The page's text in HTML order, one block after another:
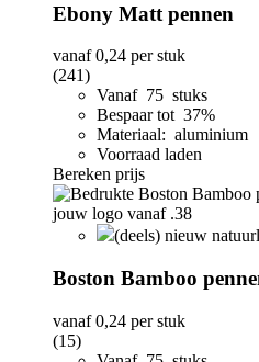
Ebony Matt pennen
vanaf0,24 per stuk
(241)
Vanaf 75 stuks
Bespaar tot 37%
Materiaal: aluminium
Voorraad laden
Bereken prijs
(deels) nieuw
Boston Bamboo
vanaf0,24 per stuk
(15)